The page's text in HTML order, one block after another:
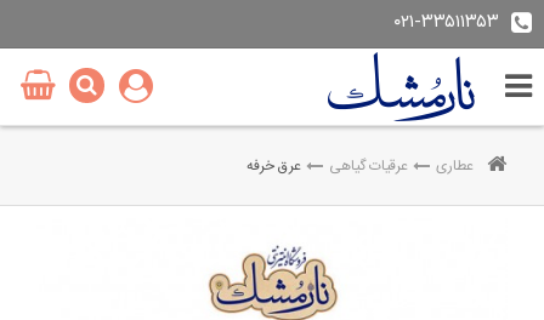
۰۲۱-۳۳۵۱۱۳۵۳
عطاری عرقیات گیاهی عرق خرفه